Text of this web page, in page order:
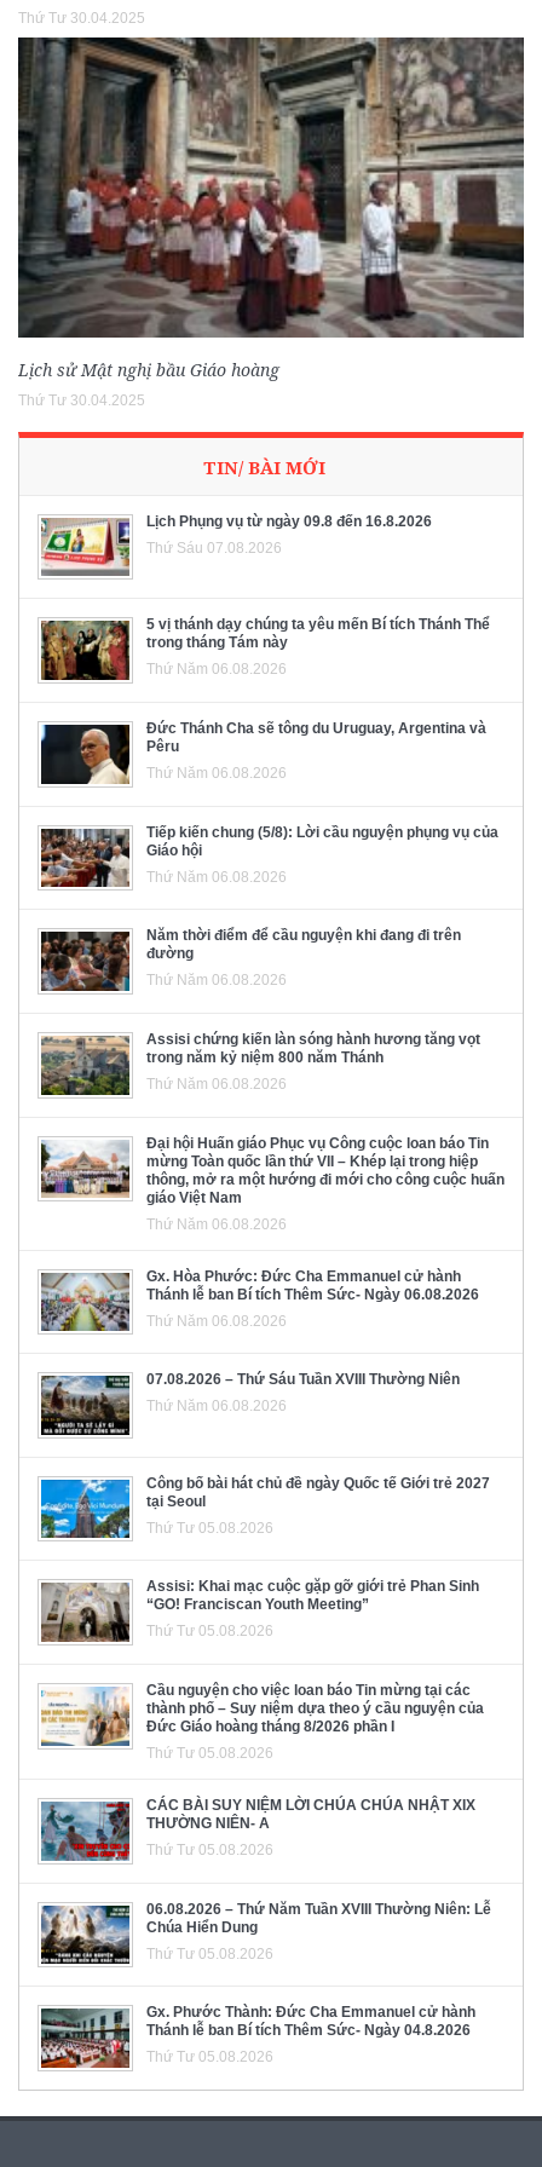
Thứ Tư 30.04.2025
Lịch sử Mật nghị bầu Giáo hoàng
Thứ Tư 30.04.2025
TIN/ BÀI MỚI
Lịch Phụng vụ từ ngày 09.8 đến 16.8.2026
Thứ Sáu 07.08.2026
5 vị thánh dạy chúng ta yêu mến Bí tích Thánh Thể
trong tháng Tám này
Thứ Năm 06.08.2026
Đức Thánh Cha sẽ tông du Uruguay, Argentina và
Pêru
Thứ Năm 06.08.2026
Tiếp kiến chung (5/8): Lời cầu nguyện phụng vụ của
Giáo hội
Thứ Năm 06.08.2026
Năm thời điểm để cầu nguyện khi đang đi trên
đường
Thứ Năm 06.08.2026
Assisi chứng kiến làn sóng hành hương tăng vọt
trong năm kỷ niệm 800 năm Thánh
Thứ Năm 06.08.2026
Đại hội Huấn giáo Phục vụ Công cuộc loan báo Tin
mừng Toàn quốc lần thứ VII – Khép lại trong hiệp
thông, mở ra một hướng đi mới cho công cuộc huấn
giáo Việt Nam
Thứ Năm 06.08.2026
Gx. Hòa Phước: Đức Cha Emmanuel cử hành
Thánh lễ ban Bí tích Thêm Sức- Ngày 06.08.2026
Thứ Năm 06.08.2026
07.08.2026 – Thứ Sáu Tuần XVIII Thường Niên
Thứ Năm 06.08.2026
Công bố bài hát chủ đề ngày Quốc tế Giới trẻ 2027
tại Seoul
Thứ Tư 05.08.2026
Assisi: Khai mạc cuộc gặp gỡ giới trẻ Phan Sinh
“GO! Franciscan Youth Meeting”
Thứ Tư 05.08.2026
Cầu nguyện cho việc loan báo Tin mừng tại các
thành phố – Suy niệm dựa theo ý cầu nguyện của
Đức Giáo hoàng tháng 8/2026 phần I
Thứ Tư 05.08.2026
CÁC BÀI SUY NIỆM LỜI CHÚA CHÚA NHẬT XIX
THƯỜNG NIÊN- A
Thứ Tư 05.08.2026
06.08.2026 – Thứ Năm Tuần XVIII Thường Niên: Lễ
Chúa Hiển Dung
Thứ Tư 05.08.2026
Gx. Phước Thành: Đức Cha Emmanuel cử hành
Thánh lễ ban Bí tích Thêm Sức- Ngày 04.8.2026
Thứ Tư 05.08.2026